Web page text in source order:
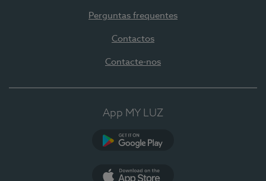
Perguntas frequentes
Contactos
Contacte-nos
App MY LUZ